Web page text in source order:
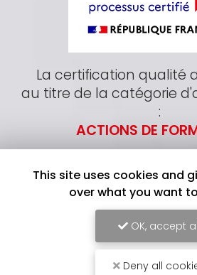
La certification qualité
au titre de la catégorie
:
ACTIONS DE
This site uses cookies and
over what you want
OK, accept
Deny all